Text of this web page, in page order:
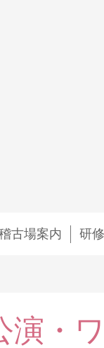
古場案内 研
演・